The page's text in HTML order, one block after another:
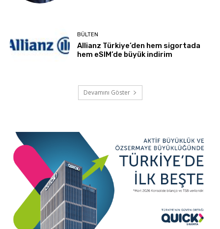
BÜLTEN
Allianz Türkiye’den hem sigortada
hem eSIM’de büyük indirim
Devamını Göster